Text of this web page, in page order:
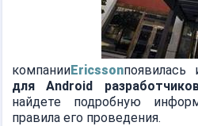
компанииEricssonпоявилась
для Android
найдете подробную
правила его проведения.